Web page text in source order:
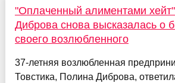
"Оплаченный алиментами
Диброва снова высказалась о
своего возлюбленного
37-летняя возлюбленная
Товстика, Полина Диброва,